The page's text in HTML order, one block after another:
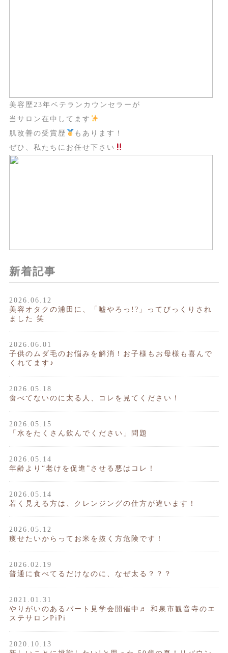
美容歴23年ベテランカウンセラーが
当サロン在中してます
肌改善の受賞歴
もあります！
ぜひ、私たちにお任せ下さい
新着記事
2026.06.12
美容オタクの浦田に、「嘘やろっ!?」ってびっくりされ
ました 笑
2026.06.01
子供のムダ毛のお悩みを解消！お子様もお母様も喜んで
くれてます♪
2026.05.18
食べてないのに太る人、コレを見てください！
2026.05.15
「水をたくさん飲んでください」問題
2026.05.14
年齢より“老けを促進”させる悪はコレ！
2026.05.14
若く見える方は、クレンジングの仕方が違います！
2026.05.12
痩せたいからってお米を抜く方危険です！
2026.02.19
普通に食べてるだけなのに、なぜ太る？？？
2021.01.31
やりがいのあるパート見学会開催中♬ 和泉市観音寺のエ
ステサロンPiPi
2020.10.13